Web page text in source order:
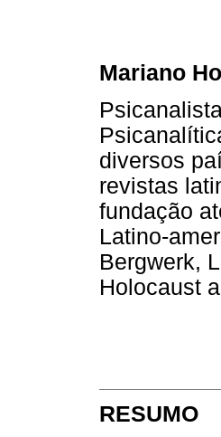
Mariano
diversos
revistas
fundação
Latino-
Bergwerk,
Holocaust
RESUMO